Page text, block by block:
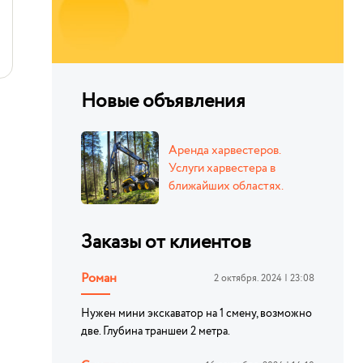
Новые объявления
Аренда харвестеров.
Услуги харвестера в
ближайших областях.
Заказы от клиентов
Роман 2 октября. 2024 | 23:08
Нужен мини экскаватор на 1 смену, возможно
две. Глубина траншеи 2 метра.